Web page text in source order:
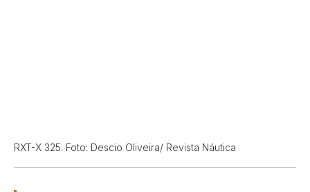
RXT-X 325. Foto: Descio Oliveira/ Revista Náutica